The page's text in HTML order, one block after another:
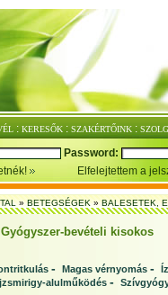
: KERESŐK : SZAKÉRTŐINK :
Password:
Elfelejtettem a
»BETEGSÉGEK»BALESETEK,
Gyógyszer-bevételi kisokos
- Magas vérnyomás -
alulműködés -